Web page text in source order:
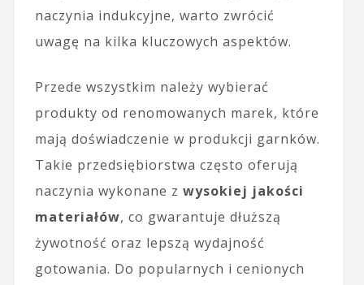
naczynia indukcyjne, warto zwrócić
uwagę na kilka kluczowych aspektów.
Przede wszystkim należy wybierać
produkty od renomowanych marek, które
mają doświadczenie w produkcji garnków.
Takie przedsiębiorstwa często oferują
naczynia wykonane z wysokiej jakości
materiałów, co gwarantuje dłuższą
żywotność oraz lepszą wydajność
gotowania. Do popularnych i cenionych